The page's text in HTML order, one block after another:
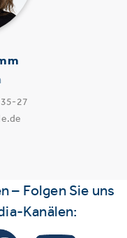
27
– Folgen Sie uns
Kanälen: